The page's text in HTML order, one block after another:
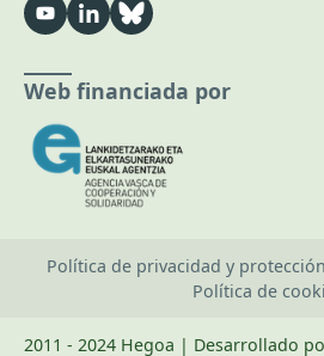
Web financiada por
Política de privacidad y
Política de
2011 - 2024 Hegoa | Desarrollado